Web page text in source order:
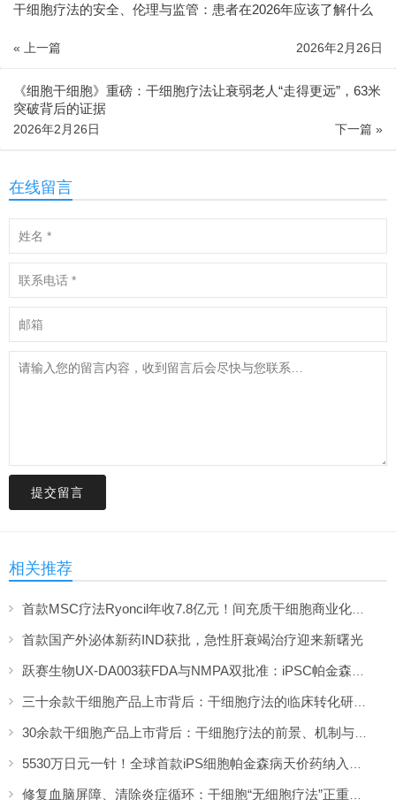
干细胞疗法的安全、伦理与监管：患者在2026年应该了解什么
« 上一篇 2026年2月26日
《细胞干细胞》重磅：干细胞疗法让衰弱老人“走得更远”，63米
突破背后的证据
下一篇 »
2026年2月26日
在线留言
提交留言
相关推荐
首款MSC疗法Ryoncil年收7.8亿元！间充质干细胞商业化里程碑深度解读
首款国产外泌体新药IND获批，急性肝衰竭治疗迎来新曙光
跃赛生物UX-DA003获FDA与NMPA双批准：iPSC帕金森病疗法中美同步临床
三十余款干细胞产品上市背后：干细胞疗法的临床转化研究与解决方案（下）
30余款干细胞产品上市背后：干细胞疗法的前景、机制与进展脉络（上）
5530万日元一针！全球首款iPS细胞帕金森病天价药纳入日本医保
修复血脑屏障、清除炎症循环：干细胞“无细胞疗法”正重新定义大脑抗衰方案